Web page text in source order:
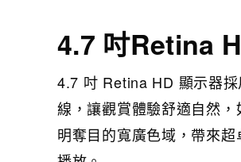
4.7 吋Retina
4.7 吋 Retina HD 顯示器
線，讓觀賞體驗舒適自然
明奪目的寬廣色域，帶來